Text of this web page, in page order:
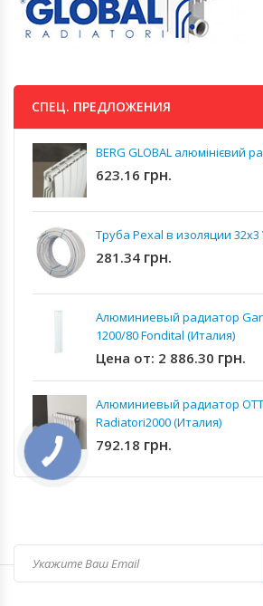
СПЕЦ. ПРЕДЛОЖЕНИЯ
BERG GLOBAL алюмінієвий
623.16 грн.
Труба Pexal в изоляции
281.34 грн.
Алюминиевый радиатор
1200/80 Fondital (Италия)
Цена от: 2 886.30 грн.
Алюминиевый радиатор
Radiatori2000 (Италия)
792.18 грн.